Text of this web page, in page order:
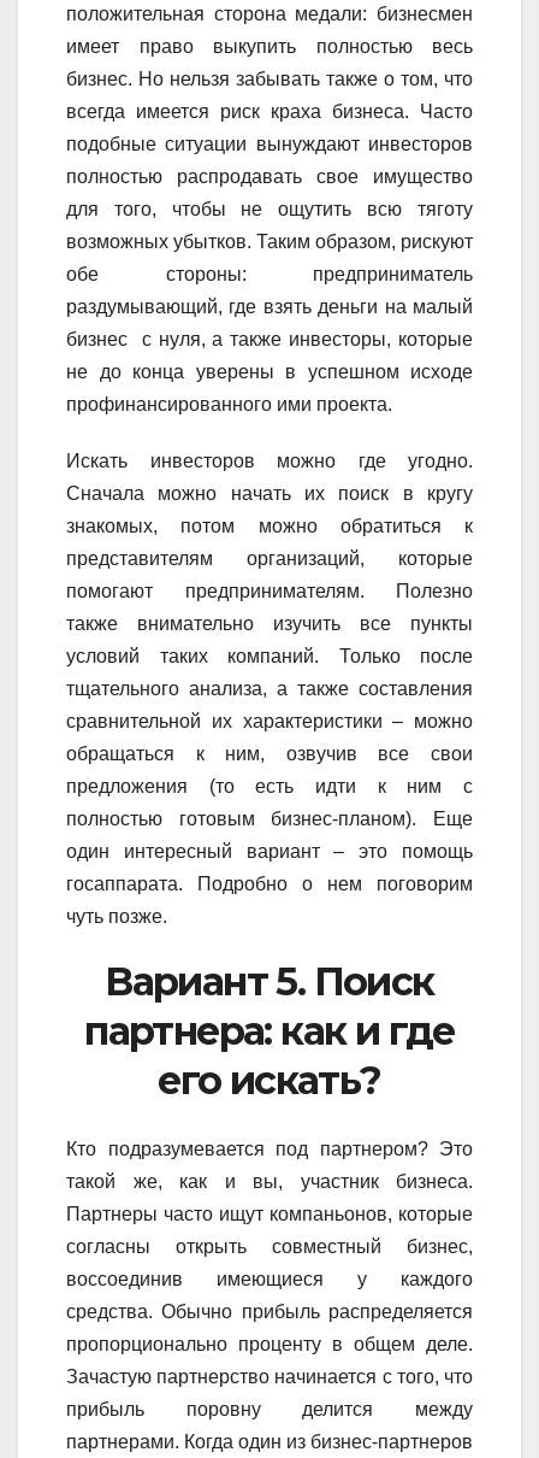
положительная сторона медали: бизнесмен
имеет право выкупить полностью весь
бизнес. Но нельзя забывать также о том, что
всегда имеется риск краха бизнеса. Часто
подобные ситуации вынуждают инвесторов
полностью распродавать свое имущество
для того, чтобы не ощутить всю тяготу
возможных убытков. Таким образом, рискуют
обе стороны: предприниматель
раздумывающий, где взять деньги на малый
бизнес с нуля, а также инвесторы, которые
не до конца уверены в успешном исходе
профинансированного ими проекта.
Искать инвесторов можно где угодно.
Сначала можно начать их поиск в кругу
знакомых, потом можно обратиться к
представителям организаций, которые
помогают предпринимателям. Полезно
также внимательно изучить все пункты
условий таких компаний. Только после
тщательного анализа, а также составления
сравнительной их характеристики – можно
обращаться к ним, озвучив все свои
предложения (то есть идти к ним с
полностью готовым бизнес-планом). Еще
один интересный вариант – это помощь
госаппарата. Подробно о нем поговорим
чуть позже.
Вариант 5. Поиск
партнера: как и где
его искать?
Кто подразумевается под партнером? Это
такой же, как и вы, участник бизнеса.
Партнеры часто ищут компаньонов, которые
согласны открыть совместный бизнес,
воссоединив имеющиеся у каждого
средства. Обычно прибыль распределяется
пропорционально проценту в общем деле.
Зачастую партнерство начинается с того, что
прибыль поровну делится между
партнерами. Когда один из бизнес-партнеров